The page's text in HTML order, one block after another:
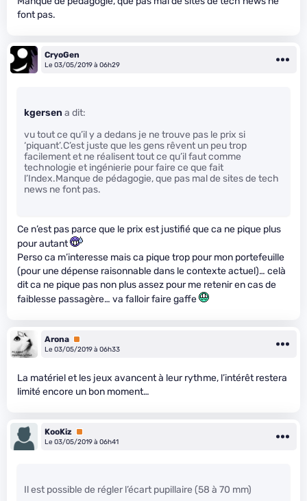
font pas.
CryoGen
Le 03/05/2019 à 06h29
kgersen a dit:
vu tout ce qu’il y a dedans je ne trouve pas le prix si
‘piquant’.C’est juste que les gens rêvent un peu trop
facilement et ne réalisent tout ce qu’il faut comme
technologie et ingénierie pour faire ce que fait
l’Index.Manque de pédagogie, que pas mal de sites de tech
news ne font pas.
Ce n’est pas parce que le prix est justifié que ca ne pique plus
pour autant
Perso ca m’interesse mais ca pique trop pour mon portefeuille
(pour une dépense raisonnable dans le contexte actuel)… celà
dit ca ne pique pas non plus assez pour me retenir en cas de
faiblesse passagère… va falloir faire gaffe
Arona Premium
Le 03/05/2019 à 06h33
La matériel et les jeux avancent à leur rythme, l’intérêt restera
limité encore un bon moment…
KooKiz Premium
Le 03/05/2019 à 06h41
Il est possible de régler l’écart pupillaire (58 à 70 mm)